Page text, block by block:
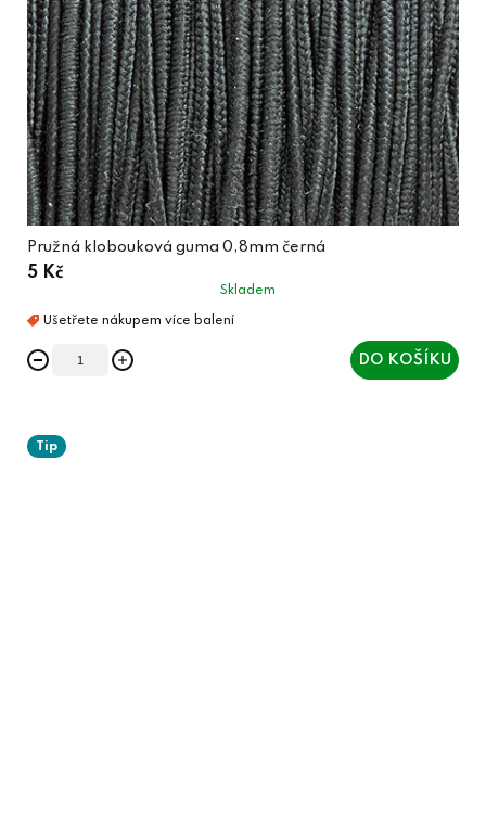
Pružná klobouková guma 0,8mm černá
5 Kč
Skladem
DO KOŠÍKU
Tip